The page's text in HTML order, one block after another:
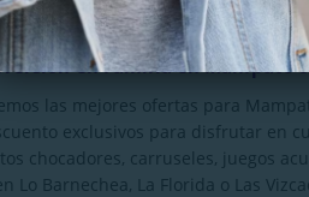
en Familia en Mampato
las mejores ofertas para
exclusivos para disfrutar en
chocadores, carruseles, juegos
Lo Barnechea, La Florida o Las